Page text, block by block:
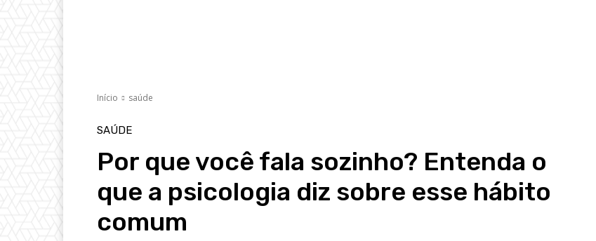
Início saúde
SAÚDE
Por que você fala sozinho? Entenda o
que a psicologia diz sobre esse hábito
comum